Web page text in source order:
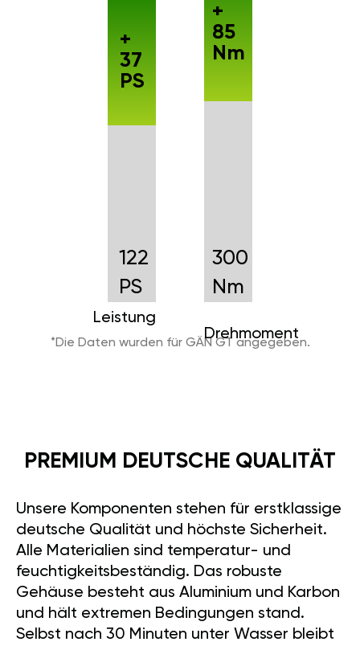
122
PS
Leistung
+
37
PS
300
Nm
Drehmoment
+
85
Nm
*Die Daten wurden für GÄN GT angegeben.
PREMIUM DEUTSCHE QUALITÄT
Unsere Komponenten stehen für erstklassige
deutsche Qualität und höchste Sicherheit.
Alle Materialien sind temperatur- und
feuchtigkeitsbeständig. Das robuste
Gehäuse besteht aus Aluminium und Karbon
und hält extremen Bedingungen stand.
Selbst nach 30 Minuten unter Wasser bleibt